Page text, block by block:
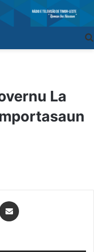
La